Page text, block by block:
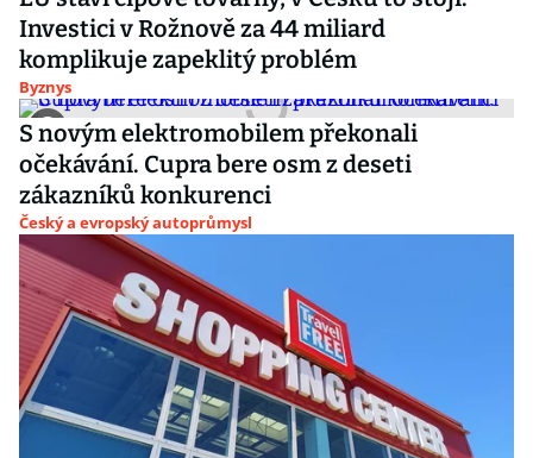
Investici v Rožnově za 44 miliard
komplikuje zapeklitý problém
Byznys
S novým elektromobilem překonali
očekávání. Cupra bere osm z deseti
zákazníků konkurenci
Český a evropský autoprůmysl